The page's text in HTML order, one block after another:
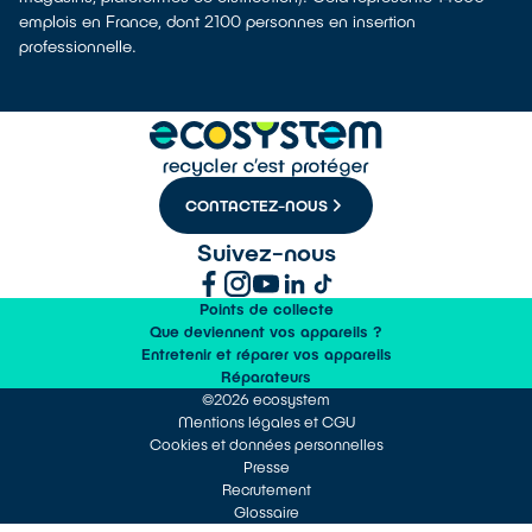
emplois en France, dont 2100 personnes en insertion
professionnelle.
CONTACTEZ-NOUS
Suivez-nous
Points de collecte
Que deviennent vos appareils ?
Entretenir et réparer vos appareils
Réparateurs
©2026 ecosystem
Mentions légales et CGU
Cookies et données personnelles
Presse
Recrutement
Glossaire